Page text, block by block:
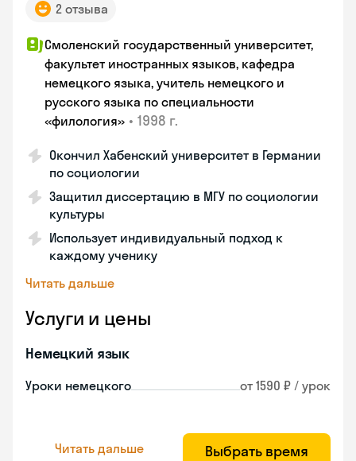
2 отзыва
Смоленский государственный университет,
факультет иностранных языков, кафедра
немецкого языка, учитель немецкого и
русского языка по специальности
«филология» • 1998 г.
Окончил Хабенский университет в Германии
по социологии
Защитил диссертацию в МГУ по социологии
культуры
Использует индивидуальный подход к
каждому ученику
Читать дальше
Услуги и цены
Немецкий язык
Уроки немецкого от 1590 ₽ / урок
Читать дальше Выбрать время